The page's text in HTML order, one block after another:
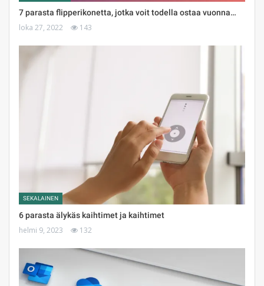
7 parasta flipperikonetta, jotka voit todella ostaa vuonna…
loka 27, 2022 143
SEKALAINEN
6 parasta älykäs kaihtimet ja kaihtimet
helmi 9, 2023 132